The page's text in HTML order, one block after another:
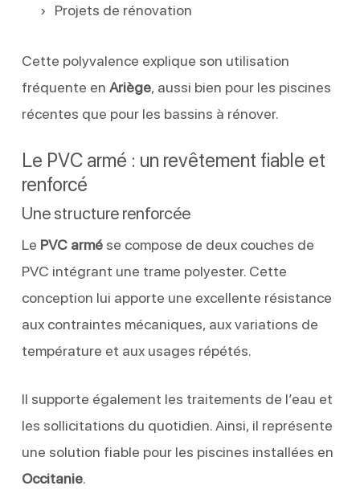
Projets de rénovation
Cette polyvalence explique son utilisation
fréquente en Ariège, aussi bien pour les piscines
récentes que pour les bassins à rénover.
Le PVC armé : un revêtement fiable et
renforcé
Une structure renforcée
Le PVC armése compose de deux couches de
PVC intégrant une trame polyester. Cette
conception lui apporte une excellente résistance
aux contraintes mécaniques, aux variations de
température et aux usages répétés.
Il supporte également les traitements de l’eau et
les sollicitations du quotidien. Ainsi, il représente
une solution fiable pour les piscines installées en
Occitanie.